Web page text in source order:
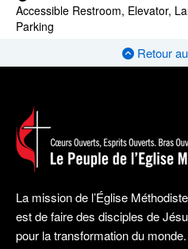
Accessible Restroom, Elevator,
Parking
Retour
La mission de l’Église
est de faire des disciples de
pour la transformation du monde.